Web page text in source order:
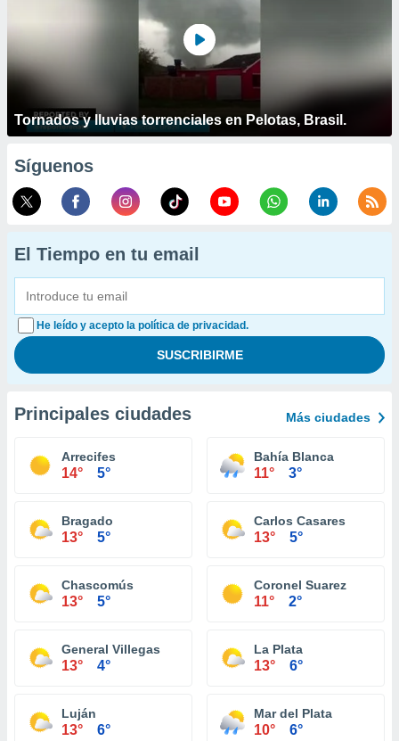
Tornados y lluvias torrenciales en Pelotas, Brasil.
Síguenos
El Tiempo en tu email
He leído y acepto la política de privacidad.
Principales ciudades Más ciudades
Arrecifes
14° 5°
Bahía Blanca
11° 3°
Bragado
13° 5°
Carlos Casares
13° 5°
Chascomús
13° 5°
Coronel Suarez
11° 2°
General Villegas
13° 4°
La Plata
13° 6°
Luján
13° 6°
Mar del Plata
10° 6°